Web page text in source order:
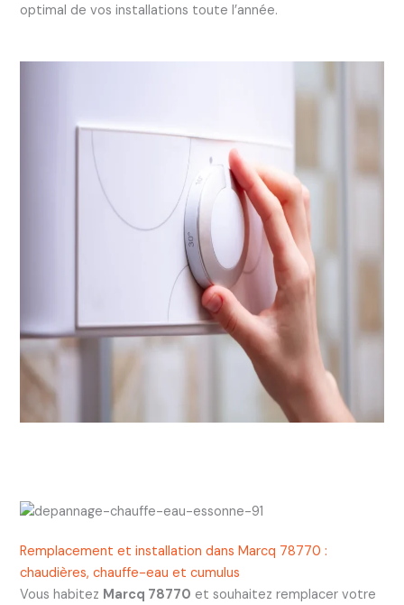
optimal de vos installations toute l’année.
Remplacement et installation dans Marcq 78770 :
chaudières, chauffe-eau et cumulus
Vous habitez Marcq 78770 et souhaitez remplacer votre